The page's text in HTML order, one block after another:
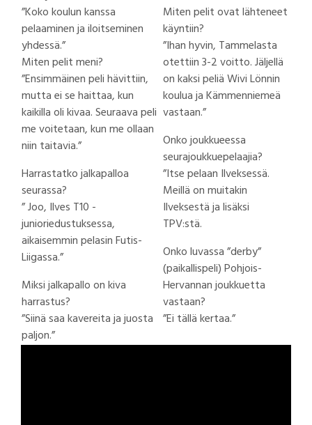
”Koko koulun kanssa
pelaaminen ja iloitseminen
yhdessä.”
Miten pelit meni?
”Ensimmäinen peli hävittiin,
mutta ei se haittaa, kun
kaikilla oli kivaa. Seuraava peli
me voitetaan, kun me ollaan
niin taitavia.”
Harrastatko jalkapalloa
seurassa?
” Joo, Ilves T10 -
junioriedustuksessa,
aikaisemmin pelasin Futis-
Liigassa.”
Miksi jalkapallo on kiva
harrastus?
”Siinä saa kavereita ja juosta
paljon.”
Miten pelit ovat lähteneet
käyntiin?
”Ihan hyvin, Tammelasta
otettiin 3-2 voitto. Jäljellä
on kaksi peliä Wivi Lönnin
koulua ja Kämmenniemeä
vastaan.”
Onko joukkueessa
seurajoukkuepelaajia?
”Itse pelaan Ilveksessä.
Meillä on muitakin
Ilveksestä ja lisäksi
TPV:stä.
Onko luvassa ”derby”
(paikallispeli) Pohjois-
Hervannan joukkuetta
vastaan?
”Ei tällä kertaa.”